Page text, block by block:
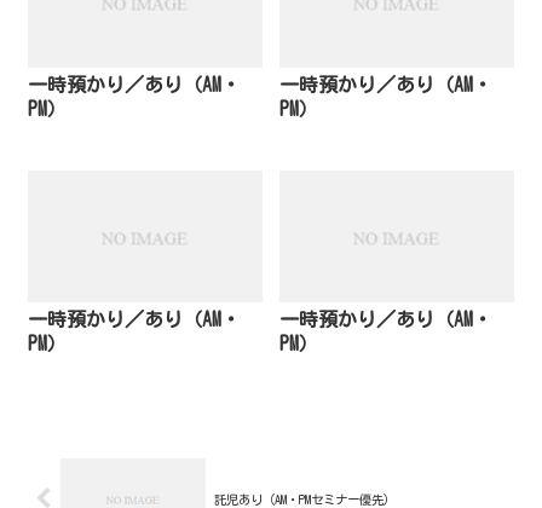
一時預かり／あり（AM・
PM）
一時預かり／あり（AM・
PM）
一時預かり／あり（AM・
PM）
一時預かり／あり（AM・
PM）
託児あり（AM・PMセミナー優先）